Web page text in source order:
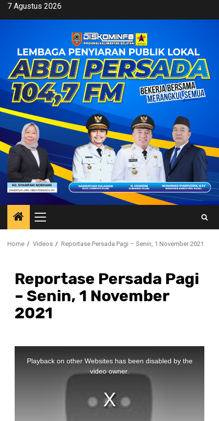
Skip7 Agustus 2026
Primary
Menu
Home Videos Reportase Persada Pagi – Senin, 1 November 2021
Reportase Persada Pagi
– Senin, 1 November
2021